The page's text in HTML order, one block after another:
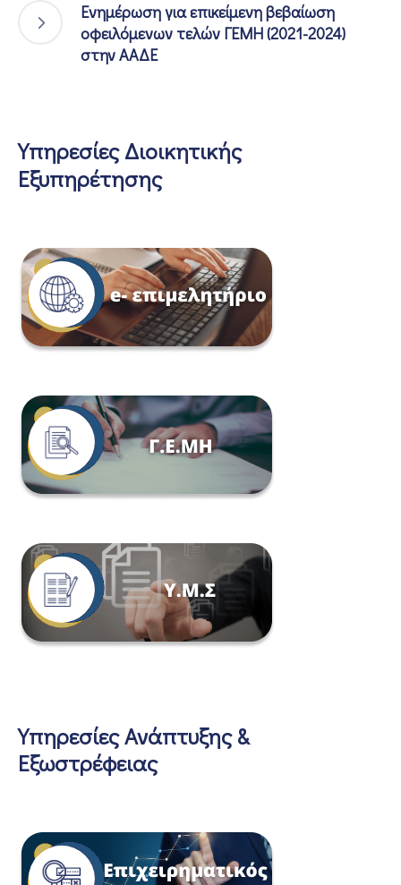
Ενημέρωση για επικείμενη βεβαίωση
οφειλόμενων τελών ΓΕΜΗ (2021-2024)
στην ΑΑΔΕ
Υπηρεσίες Διοικητικής
Εξυπηρέτησης
Υπηρεσίες Ανάπτυξης &
Εξωστρέφειας